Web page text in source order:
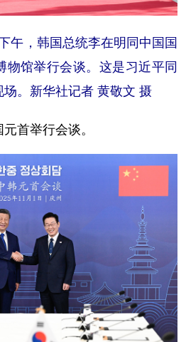
午，韩国总统李在明同中国国
物馆举行会谈。这是习近平同
。新华社记者 黄敬文 摄
首举行会谈。